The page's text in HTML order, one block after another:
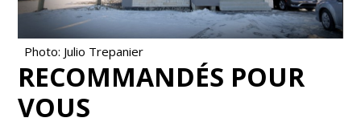
Photo: Julio Trepanier
RECOMMANDÉS POUR
VOUS